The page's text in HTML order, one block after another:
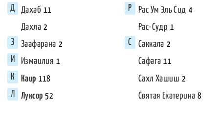
Дахаб 11
Дахла 2
Заафарана 2
Измаилия 1
Каир 118
Луксор 52
Рас Ум Эль Сид 4
Рас-Судр 1
Саккала 2
Сафага 11
Сахл Хашиш 2
Святая Екатерина 8